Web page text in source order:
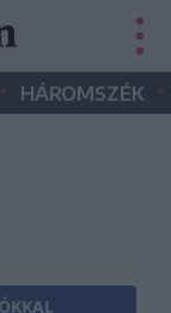
• HÁROMSZÉK •